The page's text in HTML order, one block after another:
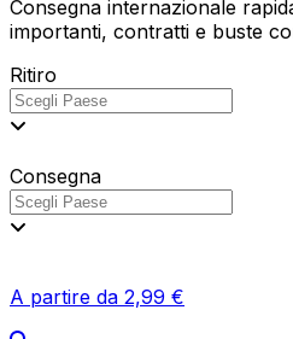
Consegna internazionale
importanti, contratti e buste
Ritiro
Consegna
A partire da 2,99 €